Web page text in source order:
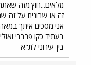
מלאים...חוץ מזה
זה או שבונים על זה
אני מסכים איתך
בעתיד כקו פרברי
בין-עירוני לת"א